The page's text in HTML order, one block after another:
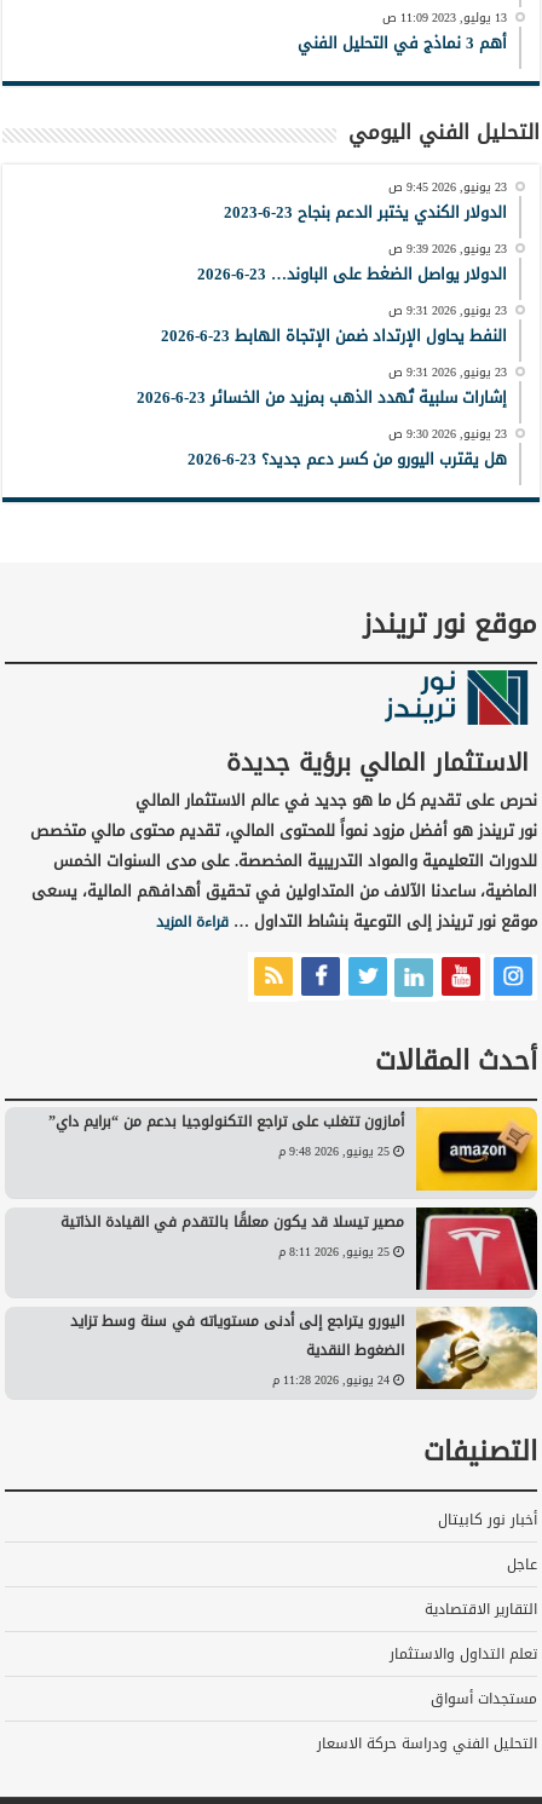
13 يوليو, 2023 11:09 ص
أهم 3 نماذج في التحليل الفني
التحليل الفني اليومي
23 يونيو, 2026 9:45 ص
الدولار الكندي يختبر الدعم بنجاح 23-6-2023
23 يونيو, 2026 9:39 ص
الدولار يواصل الضغط على الباوند… 23-6-2026
23 يونيو, 2026 9:31 ص
النفط يحاول الإرتداد ضمن الإتجاة الهابط 23-6-2026
23 يونيو, 2026 9:31 ص
إشارات سلبية تُهدد الذهب بمزيد من الخسائر 23-6-2026
23 يونيو, 2026 9:30 ص
هل يقترب اليورو من كسر دعم جديد؟ 23-6-2026
موقع نور تريندز
الاستثمار المالي برؤية جديدة
نحرص على تقديم كل ما هو جديد في عالم الاستثمار المالي
نور تريندز هو أفضل مزود نمواً للمحتوى المالي، تقديم محتوى مالي متخصص
للدورات التعليمية والمواد التدريبية المخصصة. على مدى السنوات الخمس
الماضية، ساعدنا الآلاف من المتداولين في تحقيق أهدافهم المالية، يسعى
موقع نور تريندز إلى التوعية بنشاط التداول …قراءة المزيد
أحدث المقالات
أمازون تتغلب على تراجع التكنولوجيا بدعم من “برايم داي”
25 يونيو, 2026 9:48 م
مصير تيسلا قد يكون معلقًا بالتقدم في القيادة الذاتية
25 يونيو, 2026 8:11 م
اليورو يتراجع إلى أدنى مستوياته في سنة وسط تزايد
الضغوط النقدية
24 يونيو, 2026 11:28 م
التصنيفات
أخبار نور كابيتال
عاجل
التقارير الاقتصادية
تعلم التداول والاستثمار
مستجدات أسواق
التحليل الفني ودراسة حركة الاسعار